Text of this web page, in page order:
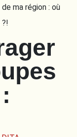
ma région : où